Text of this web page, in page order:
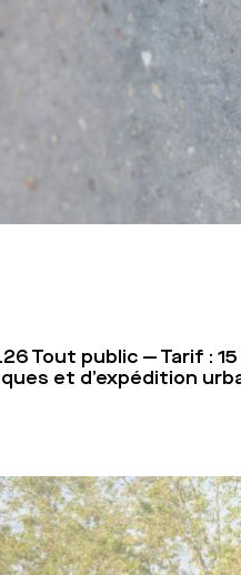
Tout public — Tarif :
et d’expédition